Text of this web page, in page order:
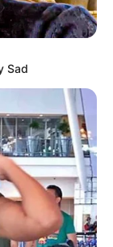
define, em seu Art.
saúde consiste na
agravos e no
acesso universal e
proteção
são instâncias
implementam a
gestão da saúde,
Sad